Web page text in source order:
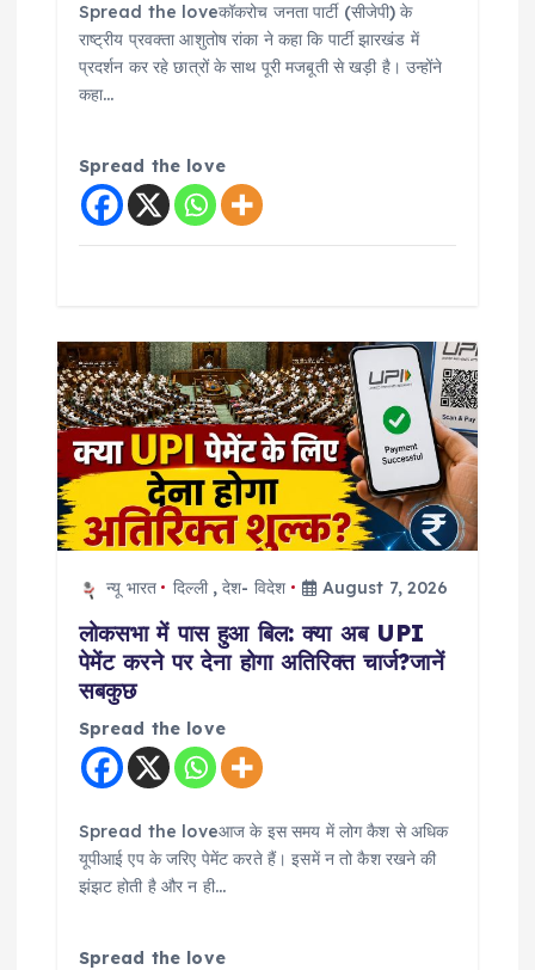
Spread the loveकॉकरोच जनता पार्टी (सीजेपी) के
राष्ट्रीय प्रवक्ता आशुतोष रांका ने कहा कि पार्टी झारखंड में
प्रदर्शन कर रहे छात्रों के साथ पूरी मजबूती से खड़ी है। उन्होंने
कहा…
Spread the love
न्यू भारत दिल्ली,देश- विदेश August 7, 2026
लोकसभा में पास हुआ बिल: क्या अब UPI
पेमेंट करने पर देना होगा अतिरिक्त चार्ज?जानें
सबकुछ
Spread the love
Spread the loveआज के इस समय में लोग कैश से अधिक
यूपीआई एप के जरिए पेमेंट करते हैं। इसमें न तो कैश रखने की
झंझट होती है और न ही…
Spread the love